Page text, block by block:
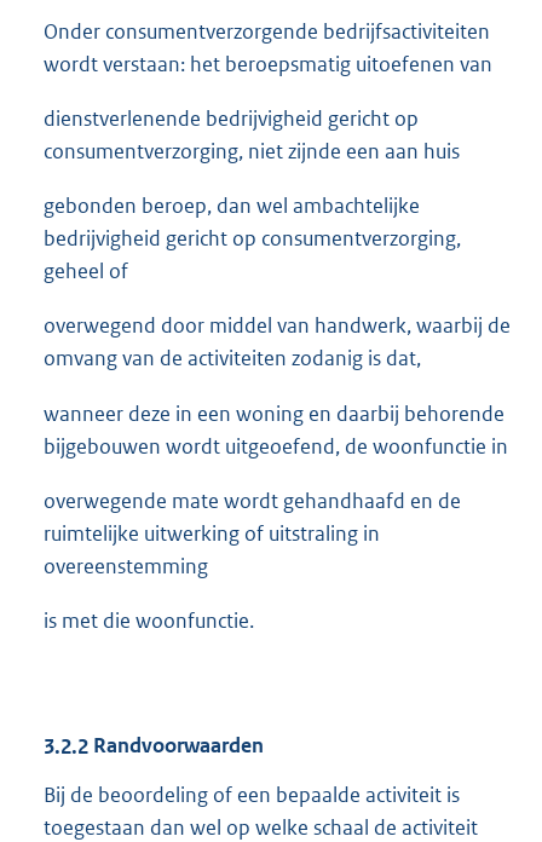
Onder consumentverzorgende bedrijfsactiviteiten
wordt verstaan: het beroepsmatig uitoefenen van
dienstverlenende bedrijvigheid gericht op
consumentverzorging, niet zijnde een aan huis
gebonden beroep, dan wel ambachtelijke
bedrijvigheid gericht op consumentverzorging,
geheel of
overwegend door middel van handwerk, waarbij de
omvang van de activiteiten zodanig is dat,
wanneer deze in een woning en daarbij behorende
bijgebouwen wordt uitgeoefend, de woonfunctie in
overwegende mate wordt gehandhaafd en de
ruimtelijke uitwerking of uitstraling in
overeenstemming
is met die woonfunctie.
3.2.2 Randvoorwaarden
Bij de beoordeling of een bepaalde activiteit is
toegestaan dan wel op welke schaal de activiteit